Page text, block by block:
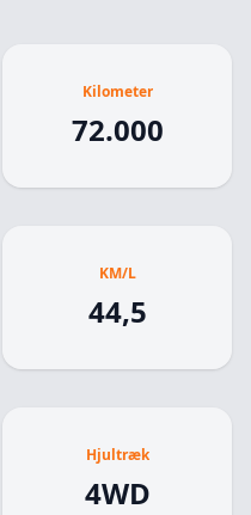
med og uden
12, 24, 36 eller
Kilometer
72.000
KM/L
44,5
Hjultræk
4WD